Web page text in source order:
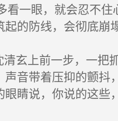
一眼，就会忍不住
的防线，会彻底崩
玄上前一步，一把
音带着压抑的颤抖
眼睛说，你说的这些